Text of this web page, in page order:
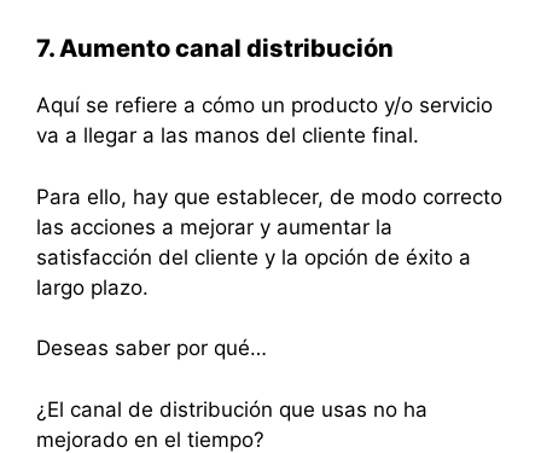
7. Aumento canal distribución
Aquí se refiere a cómo un producto y/o servicio
va a llegar a las manos del cliente final.
Para ello, hay que establecer, de modo correcto
las acciones a mejorar y aumentar la
satisfacción del cliente y la opción de éxito a
largo plazo.
Deseas saber por qué…
¿El canal de distribución que usas no ha
mejorado en el tiempo?